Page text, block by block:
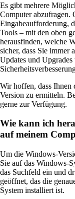
Es gibt mehrere
Computer abzufragen.
Eingabeaufforderung,
Tools – mit den oben
herausfinden, welche
sicher, dass Sie immer
Updates und
Wir hoffen, dass
Version zu ermitteln.
gerne zur Verfügung.
Wie kann ich
auf meinem
Um die Windows-
Sie auf das Windows-
das Suchfeld ein und
geöffnet, das die
System installiert ist.